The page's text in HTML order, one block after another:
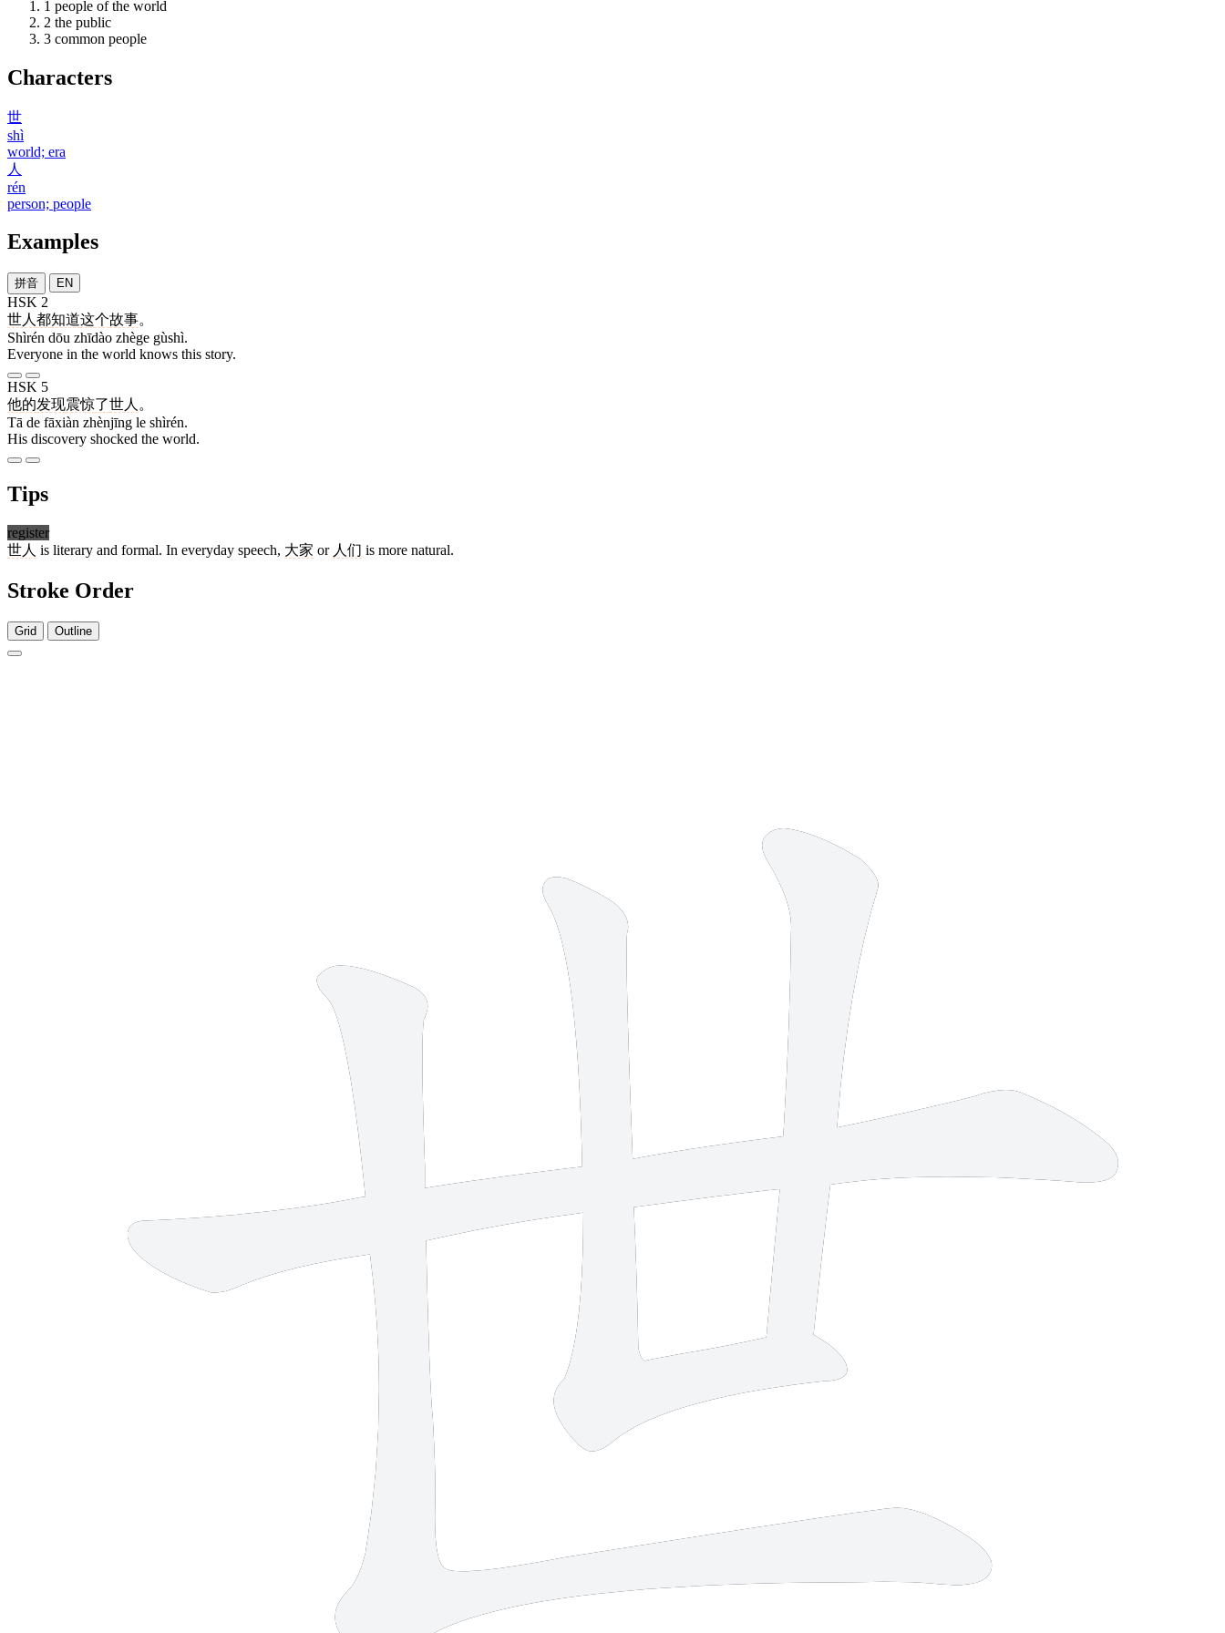
1 people of the world
2 the public
3 common people
Characters
世
shì
world; era
人
rén
person; people
Examples
拼音 EN
HSK 2
世人 都知道这个故事。
Shìrén dōu zhīdào zhège gùshì.
Everyone in the world knows this story.
HSK 5
他的发现震惊了世人 。
Tā de fāxiàn zhènjīng le shìrén.
His discovery shocked the world.
Tips
register
世人 is literary and formal. In everyday speech, 大家 or 人们 is more natural.
Stroke Order
Grid Outline